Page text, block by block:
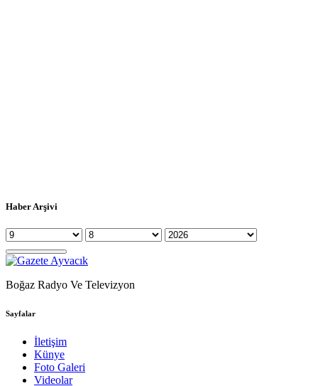
Haber Arşivi
Boğaz Radyo Ve Televizyon
Sayfalar
İletişim
Künye
Foto Galeri
Videolar